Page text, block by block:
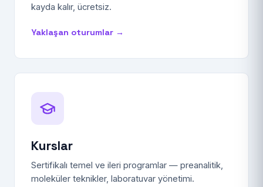
kayda kalır, ücretsiz.
Yaklaşan oturumlar →
Kurslar
Sertifikalı temel ve ileri programlar — preanalitik,
moleküler teknikler, laboratuvar yönetimi.